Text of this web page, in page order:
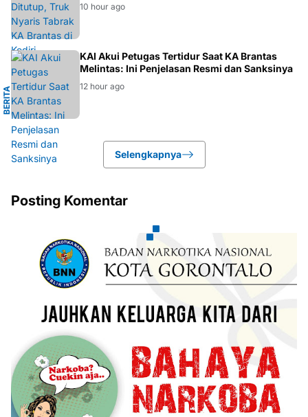
10 hour ago
B
E
R
I
T
A
T
R
A
N
S
P
O
R
T
A
SI
KAI Akui Petugas Tertidur Saat KA Brantas
Melintas: Ini Penjelasan Resmi dan Sanksinya
12 hour ago
Selengkapnya
Posting Komentar